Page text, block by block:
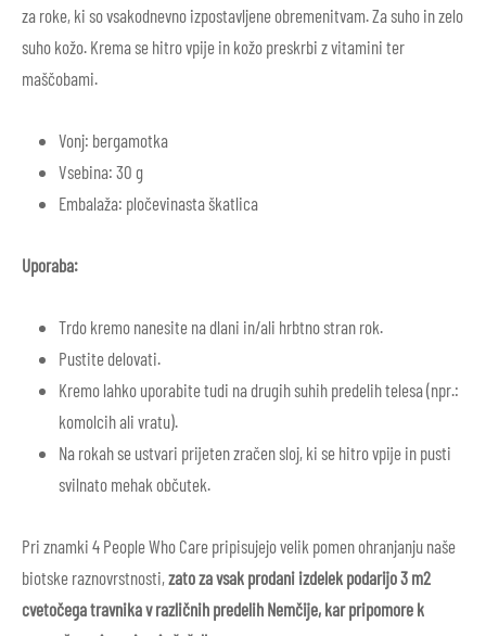
za roke, ki so vsakodnevno izpostavljene obremenitvam. Za suho in zelo
suho kožo. Krema se hitro vpije in kožo preskrbi z vitamini ter
maščobami.
Vonj: bergamotka
Vsebina: 30 g
Embalaža: pločevinasta škatlica
Uporaba:
Trdo kremo nanesite na dlani in/ali hrbtno stran rok.
Pustite delovati.
Kremo lahko uporabite tudi na drugih suhih predelih telesa (npr.:
komolcih ali vratu).
Na rokah se ustvari prijeten zračen sloj, ki se hitro vpije in pusti
svilnato mehak občutek.
Pri znamki 4 People Who Care pripisujejo velik pomen ohranjanju naše
biotske raznovrstnosti,zato za vsak prodani izdelek podarijo 3 m2
cvetočega travnika v različnih predelih Nemčije, kar pripomore k